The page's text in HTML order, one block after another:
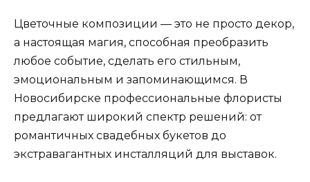
Цветочные композиции — это не просто декор,
а настоящая магия, способная преобразить
любое событие, сделать его стильным,
эмоциональным и запоминающимся. В
Новосибирске профессиональные флористы
предлагают широкий спектр решений: от
романтичных свадебных букетов до
экстравагантных инсталляций для выставок.